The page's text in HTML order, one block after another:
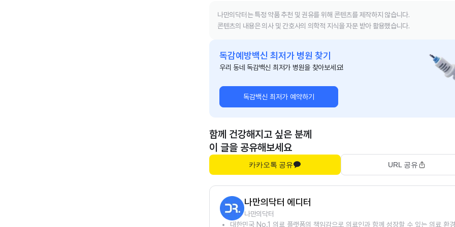
나만의닥터는 특정 약품 추천 및 권유를 위해 콘텐츠를 제작하지 않습니다.
콘텐츠의 내용은 의사 및 간호사의 의학적 지식을 자문 받아 활용했습니다.
독감예방백신 최저가 병원 찾기
우리 동네 독감백신 최저가 병원을 찾아보세요!
독감백신 최저가 예약하기
함께 건강해지고 싶은 분께
이 글을 공유해보세요
카카오톡 공유 URL 공유
나만의닥터 에디터
나만의닥터
대한민국 No.1 의료 플랫폼의 책임감으로 의료인과 함께 성장할 수 있는 의료 환